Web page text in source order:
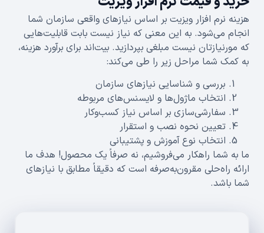
هزینه نرم افزار ویزیت بر اساس نیازهای واقعی سازمان شما
انجام می‌شود. به این معنی که نیاز نیست بابت قابلیت‌هایی
که مورنیازتان نیست مبلغی بپردازید. بیت‌اند برای برآورد هزینه،
به کمک شما مراحل زیر را طی می‌کند:
بررسی و شناسایی نیازهای سازمان
انتخاب ماژول‌ها و لایسنس‌های مربوطه
سفارشی‌سازی بر اساس نیاز کسب‌وکار
تعیین نحوه نصب و استقرار
انتخاب نوع آموزش و پشتیبانی
ما به شما راهکار می‌فروشیم، نه صرفاً یک محصول! هدف ما
ارائه راه‌حلی مقرون‌به‌صرفه است که دقیقاً مطابق با نیازهای
شما باشد.